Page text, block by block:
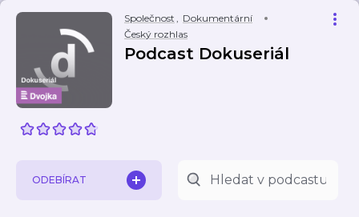
Společnost , Dokumentární
Český rozhlas
Podcast Dokuseriál
ODEBÍRAT